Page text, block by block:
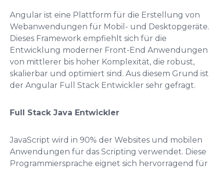
Angular ist eine Plattform für die Erstellung von
Webanwendungen für Mobil- und Desktopgeräte.
Dieses Framework empfiehlt sich für die
Entwicklung moderner Front-End Anwendungen
von mittlerer bis hoher Komplexität, die robust,
skalierbar und optimiert sind. Aus diesem Grund ist
der Angular Full Stack Entwickler sehr gefragt.
Full Stack Java Entwickler
JavaScript wird in 90% der Websites und mobilen
Anwendungen für das Scripting verwendet. Diese
Programmiersprache eignet sich hervorragend für